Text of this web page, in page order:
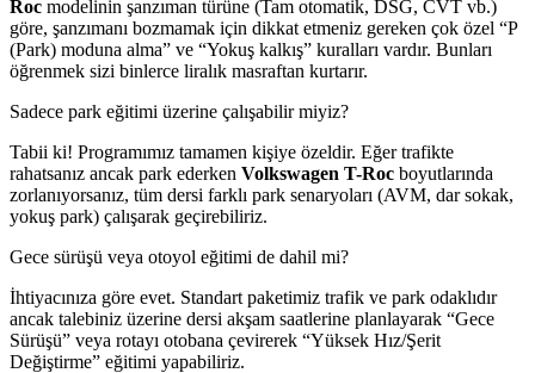
Roc modelinin şanzıman türüne (Tam otomatik, DSG, CVT vb.)
göre, şanzımanı bozmamak için dikkat etmeniz gereken çok özel “P
(Park) moduna alma” ve “Yokuş kalkış” kuralları vardır. Bunları
öğrenmek sizi binlerce liralık masraftan kurtarır.
Sadece park eğitimi üzerine çalışabilir miyiz?
Tabii ki! Programımız tamamen kişiye özeldir. Eğer trafikte
rahatsanız ancak park ederken Volkswagen T-Roc boyutlarında
zorlanıyorsanız, tüm dersi farklı park senaryoları (AVM, dar sokak,
yokuş park) çalışarak geçirebiliriz.
Gece sürüşü veya otoyol eğitimi de dahil mi?
İhtiyacınıza göre evet. Standart paketimiz trafik ve park odaklıdır
ancak talebiniz üzerine dersi akşam saatlerine planlayarak “Gece
Sürüşü” veya rotayı otobana çevirerek “Yüksek Hız/Şerit
Değiştirme” eğitimi yapabiliriz.